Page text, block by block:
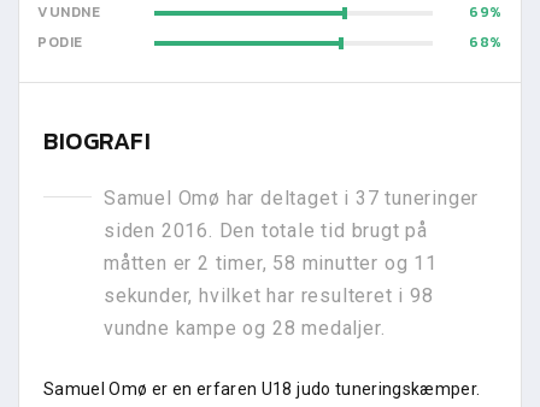
VUNDNE
69
PODIE
68
BIOGRAFI
Samuel Omø har deltaget i 37 tuneringer
siden 2016. Den totale tid brugt på
måtten er 2 timer, 58 minutter og 11
sekunder, hvilket har resulteret i 98
vundne kampe og 28 medaljer.
Samuel Omø er en erfaren U18 judo tuneringskæmper.